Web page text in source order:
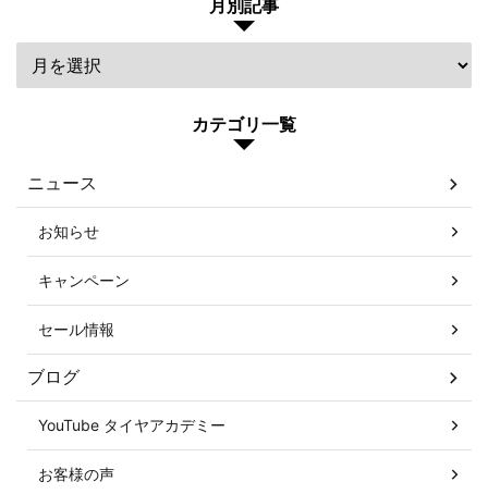
月別記事
カテゴリ一覧
ニュース
お知らせ
キャンペーン
セール情報
ブログ
YouTube タイヤアカデミー
お客様の声